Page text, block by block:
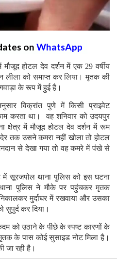
on WhatsApp
होटल देव दर्शन में एक 29 वर्षीय
लीला को समाप्त कर लिया। मृतक की
के रूप में हुई है।
विक्रांत पुणे में किसी प्राइवेट
करता था। वह शनिवार को उदयपुर
में मौजूद होटल देव दर्शन में रूम
तक उसने कमरा नहीं खोला तो होटल
से देखा गया तो वह कमरे में पंखे से
सूरजपोल थाना पुलिस को इस घटना
पुलिस ने मौके पर पहुंचकर मृतक
मुर्दाघर में रखवाया और उसका
सुपुर्द कर दिया।
को उठाने के पीछे के स्पष्ट कारणों के
के पास कोई सुसाइड नोट मिला है।
जा रही है।